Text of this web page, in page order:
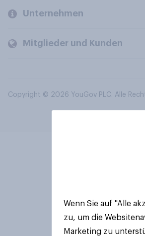
Unternehmen
Mitglieder und Kunden
Copyright © 2026 YouGov PLC. Alle
Wenn Sie auf "Alle
zu, um die
Marketing zu